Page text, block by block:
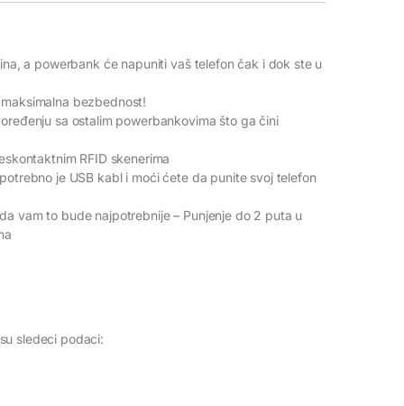
a powerbank će napuniti vaš telefon čak i dok ste u
bezbednost!
sa ostalim powerbankovima što ga čini
RFID skenerima
je USB kabl i moći ćete da punite svoj telefon
vam to bude najpotrebnije – Punjenje do 2 puta u
sledeci podaci: